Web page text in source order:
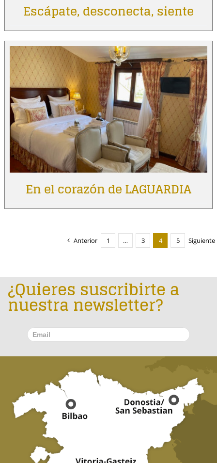
Escápate, desconecta, siente
En el corazón de LAGUARDIA
Anterior 1 … 3 4 5 Siguiente
¿Quieres suscribirte a
nuestra newsletter?